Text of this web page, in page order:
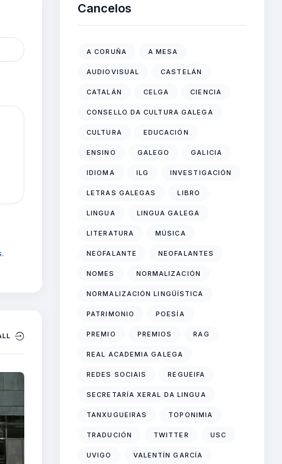
.
Cancelos
A CORUÑA A MESA
AUDIOVISUAL CASTELÁN
CATALÁN CELGA CIENCIA
CONSELLO DA CULTURA GALEGA
CULTURA EDUCACIÓN
ENSINO GALEGO GALICIA
IDIOMA ILG INVESTIGACIÓN
LETRAS GALEGAS LIBRO
LINGUA LINGUA GALEGA
LITERATURA MÚSICA
NEOFALANTE NEOFALANTES
NOMES NORMALIZACIÓN
NORMALIZACIÓN LINGÜÍSTICA
PATRIMONIO POESÍA
PREMIO PREMIOS RAG
REAL ACADEMIA GALEGA
REDES SOCIAIS REGUEIFA
SECRETARÍA XERAL DA LINGUA
TANXUGUEIRAS TOPONIMIA
TRADUCIÓN TWITTER USC
UVIGO VALENTÍN GARCÍA